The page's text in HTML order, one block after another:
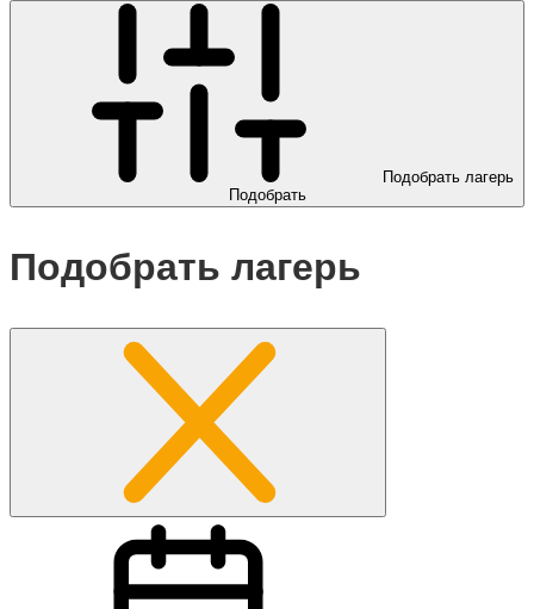
Подобрать лагерь
Подобрать
Подобрать лагерь